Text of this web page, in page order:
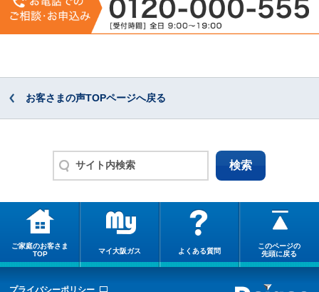
お客さまの声TOPページへ戻る
ご家庭のお客さま
TOP
マイ大阪ガス よくある質問
このページの
先頭に戻る
プライバシーポリシー